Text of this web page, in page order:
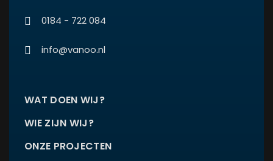
0184 - 722 084
info@vanoo.nl
WAT DOEN WIJ?
WIE ZIJN WIJ?
ONZE PROJECTEN